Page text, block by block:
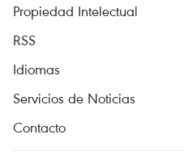
Propiedad Intelectual
RSS
Idiomas
Servicios de Noticias
Contacto